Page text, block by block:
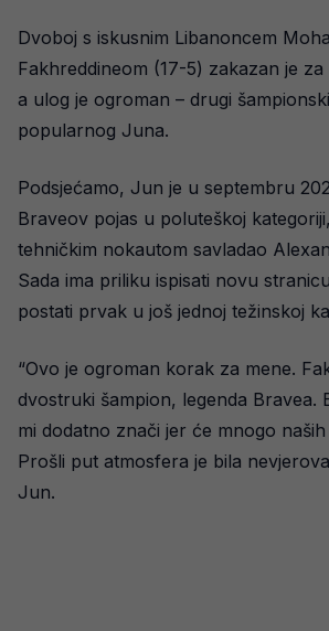
Dvoboj s iskusnim Libanoncem
Fakhreddineom (17-5) zakazan je za
a ulog je ogroman – drugi
popularnog Juna.
Podsjećamo, Jun je u septembru
Braveov pojas u poluteškoj
tehničkim nokautom savladao
Sada ima priliku ispisati novu
postati prvak u još jednoj težinskoj
“Ovo je ogroman korak za mene.
dvostruki šampion, legenda Bravea.
mi dodatno znači jer će mnogo
Prošli put atmosfera je bila
Jun.